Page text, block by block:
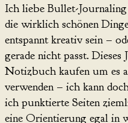
Ich liebe Bullet-
die wirklich schönen
entspannt kreativ sein –
gerade nicht passt.
Notizbuch kaufen um es
verwenden – ich kann
ich punktierte Seiten
eine Orientierung egal in